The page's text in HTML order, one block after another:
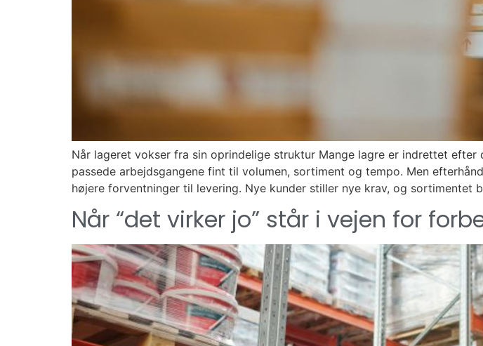
Når lageret vokser fra sin oprindelige struktur Mange lagre er indrettet
passede arbejdsgangene fint til volumen, sortiment og tempo. Men
højere forventninger til levering. Nye kunder stiller nye krav, og sortimentet
Når “det virker jo” står i vejen for